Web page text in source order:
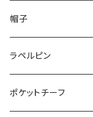
50/XL～
48/L
50/XL～
26cm～
27cm～
28cm～
帽子
ラペルピン
ポケットチーフ